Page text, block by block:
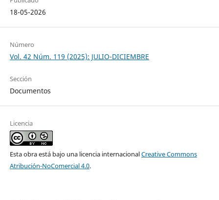
18-05-2026
Número
Vol. 42 Núm. 119 (2025): JULIO-DICIEMBRE
Sección
Documentos
Licencia
Esta obra está bajo una licencia internacionalCreative Commons
Atribución-NoComercial 4.0.